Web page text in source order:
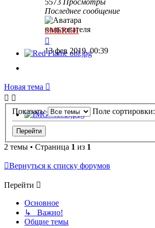
Последнее сообщение
SMERCH
13 фев 2019, 00:39
Новая тема
Показать: Поле сортировки:
2 темы • Страница 1 из 1
Вернуться к списку форумов
Перейти
Основное
↳ Важно!
Общие темы